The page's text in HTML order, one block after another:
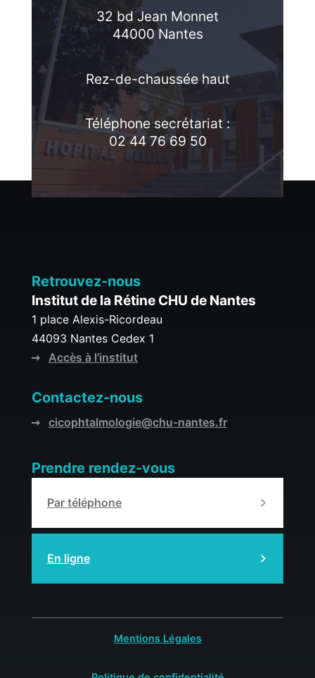
32 bd Jean Monnet
44000 Nantes
Rez-de-chaussée haut
Téléphone secrétariat :
02 44 76 69 50
Retrouvez-nous
Institut de la Rétine CHU de Nantes
1 place Alexis-Ricordeau
44093 Nantes Cedex 1
Accès à l'institut
Contactez-nous
cicophtalmologie@chu-nantes.fr
Prendre rendez-vous
Par téléphone
En ligne
Mentions Légales